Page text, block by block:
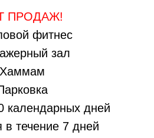
ПРОДАЖ!
фитнес
зал
Хаммам
календарных дней
в течение 7 дней
- 21:00 ПОДАРОЧНЫЙ